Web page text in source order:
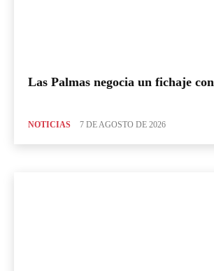
Las Palmas negocia un fichaje
NOTICIAS 7 DE AGOSTO DE 2026